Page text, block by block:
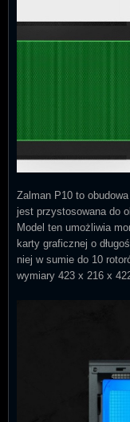
Zalman P10 to
jest przystosowana do
Model ten umożliwia
karty graficznej o
niej w sumie do 10
wymiary 423 x 216 x